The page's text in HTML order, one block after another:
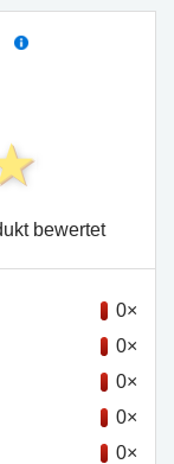
bewertet
0×
0×
0×
0×
0×